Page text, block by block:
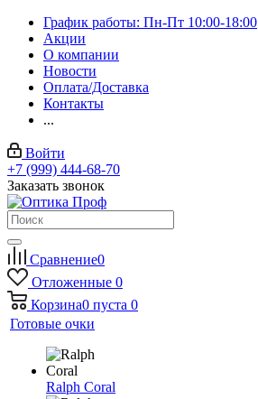
График работы: Пн-Пт 10:00-18:00
Акции
О компании
Новости
Оплата/Доставка
Контакты
...
Войти
+7 (999) 444-68-70
Заказать звонок
Сравнение0
Отложенные 0
Корзина0 пуста 0
Готовые очки
Ralph Coral